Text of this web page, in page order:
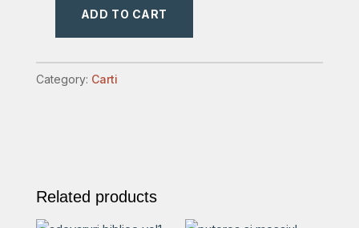
enoh
quantity
ADD TO CART
Category: Carti
Related products